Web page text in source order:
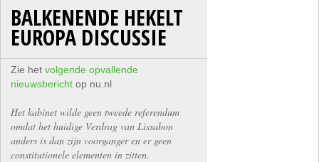
BALKENENDE HEKELT
EUROPA DISCUSSIE
Zie hetvolgende opvallende
nieuwsbericht op nu.nl
Het kabinet wilde geen tweede referendum
omdat het huidige Verdrag van Lissabon
anders is dan zijn voorganger en er geen
constitutionele elementen in zitten.